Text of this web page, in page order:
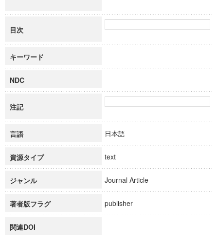
目次
キーワード
NDC
注記
言語 日本語
資源タイプ text
ジャンル Journal Article
著者版フラグ publisher
関連DOI